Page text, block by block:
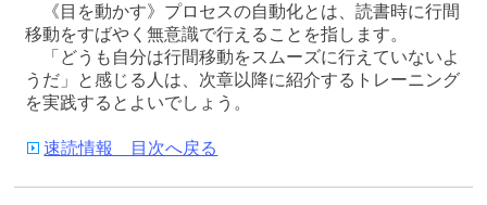
《目を動かす》プロセスの自動化とは、読書時に行間
移動をすばやく無意識で行えることを指します。
「どうも自分は行間移動をスムーズに行えていないよ
うだ」と感じる人は、次章以降に紹介するトレーニング
を実践するとよいでしょう。
速読情報 目次へ戻る